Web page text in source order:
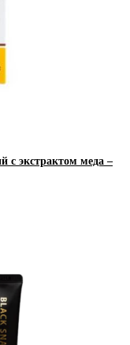
с экстрактом меда –